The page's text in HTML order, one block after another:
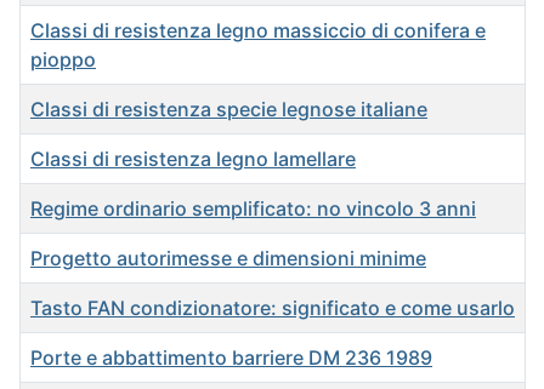
Classi di resistenza legno massiccio di conifera e
pioppo
Classi di resistenza specie legnose italiane
Classi di resistenza legno lamellare
Regime ordinario semplificato: no vincolo 3 anni
Progetto autorimesse e dimensioni minime
Tasto FAN condizionatore: significato e come usarlo
Porte e abbattimento barriere DM 236 1989